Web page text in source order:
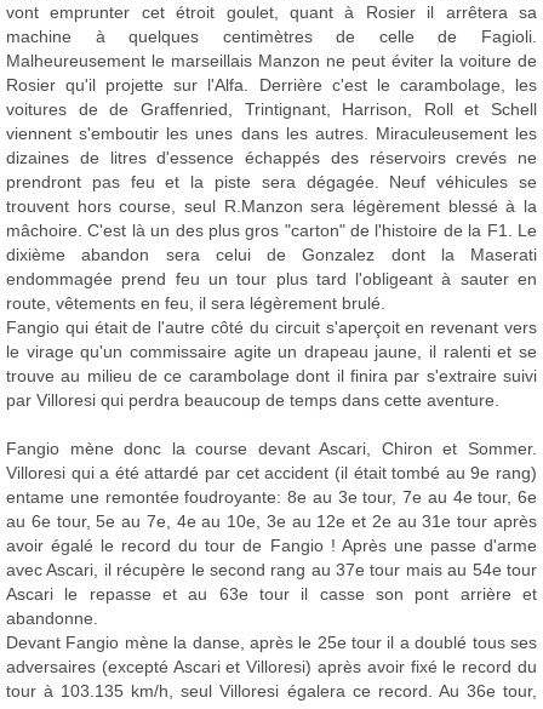
vont emprunter cet étroit goulet, quant à Rosier il arrêtera sa
machine à quelques centimètres de celle de Fagioli.
Malheureusement le marseillais Manzon ne peut éviter la voiture de
Rosier qu'il projette sur l'Alfa. Derrière c'est le carambolage, les
voitures de de Graffenried, Trintignant, Harrison, Roll et Schell
viennent s'emboutir les unes dans les autres. Miraculeusement les
dizaines de litres d'essence échappés des réservoirs crevés ne
prendront pas feu et la piste sera dégagée. Neuf véhicules se
trouvent hors course, seul R.Manzon sera légèrement blessé à la
mâchoire. C'est là un des plus gros "carton" de l'histoire de la F1. Le
dixième abandon sera celui de Gonzalez dont la Maserati
endommagée prend feu un tour plus tard l'obligeant à sauter en
route, vêtements en feu, il sera légèrement brulé.
Fangio qui était de l'autre côté du circuit s'aperçoit en revenant vers
le virage qu'un commissaire agite un drapeau jaune, il ralenti et se
trouve au milieu de ce carambolage dont il finira par s'extraire suivi
par Villoresi qui perdra beaucoup de temps dans cette aventure.
Fangio mène donc la course devant Ascari, Chiron et Sommer.
Villoresi qui a été attardé par cet accident (il était tombé au 9e rang)
entame une remontée foudroyante: 8e au 3e tour, 7e au 4e tour, 6e
au 6e tour, 5e au 7e, 4e au 10e, 3e au 12e et 2e au 31e tour après
avoir égalé le record du tour de Fangio ! Après une passe d'arme
avec Ascari, il récupère le second rang au 37e tour mais au 54e tour
Ascari le repasse et au 63e tour il casse son pont arrière et
abandonne.
Devant Fangio mène la danse, après le 25e tour il a doublé tous ses
adversaires (excepté Ascari et Villoresi) après avoir fixé le record du
tour à 103.135 km/h, seul Villoresi égalera ce record. Au 36e tour,